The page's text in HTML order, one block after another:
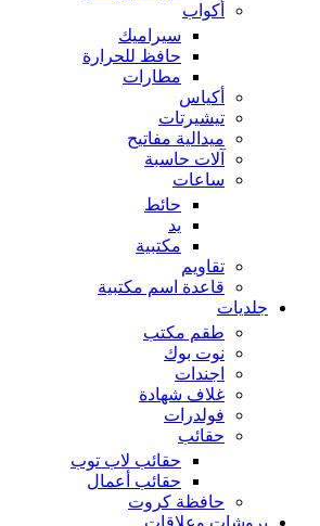
أكواب
سيراميك
حافظ للحرارة
مطارات
أكياس
تيشيرتات
ميدالية مفاتيح
آلات حاسبة
ساعات
حائط
يد
مكتبية
تقاويم
قاعدة اسم مكتبية
جلديات
طقم مكتب
نوت بوك
اجندات
غلاف شهادة
فولدرات
حقائب
حقائب لاب توب
حقائب أعمال
حافظة كروت
بروشات وعلاقات